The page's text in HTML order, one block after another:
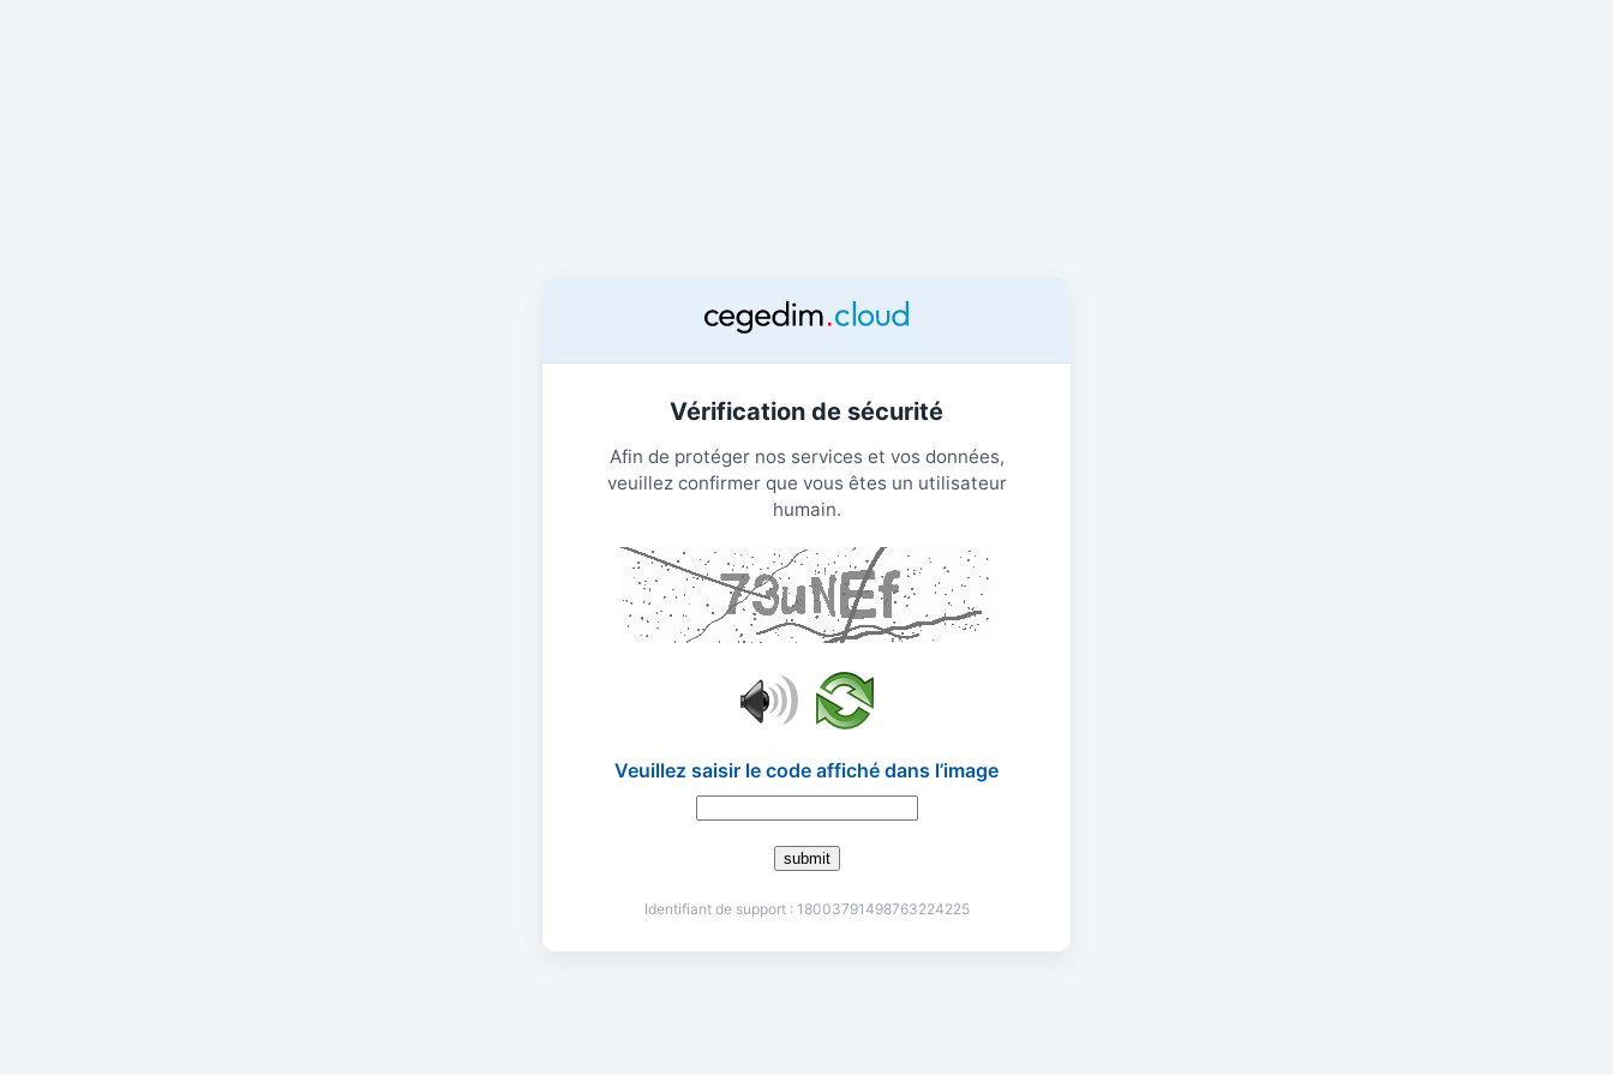
Vérification de sécurité
Afin de protéger nos services et vos données,
veuillez confirmer que vous êtes un utilisateur
humain.
Veuillez saisir le code affiché dans l’image
submit
Identifiant de support : 18003791498763224225